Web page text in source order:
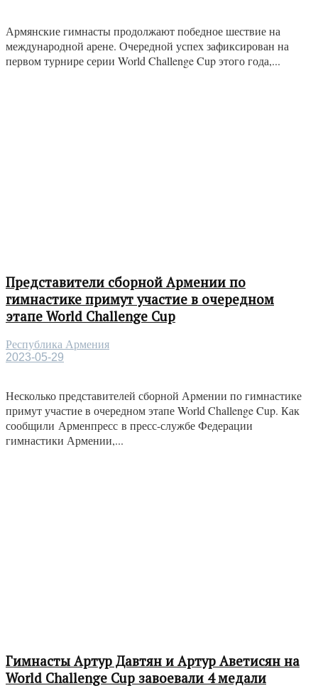
Армянские гимнасты продолжают победное шествие на
международной арене. Очередной успех зафиксирован на
первом турнире серии World Challenge Cup этого года,...
Представители сборной Армении по
гимнастике примут участие в очередном
этапе World Challenge Cup
Республика Армения
2023-05-29
Несколько представителей сборной Армении по гимнастике
примут участие в очередном этапе World Challenge Cup. Как
сообщили Арменпресс в пресс-службе Федерации
гимнастики Армении,...
Гимнасты Артур Давтян и Артур Аветисян на
World Challenge Cup завоевали 4 медали